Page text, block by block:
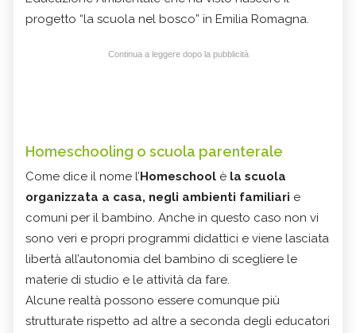
progetto “la scuola nel bosco” in Emilia Romagna.
Continua a leggere dopo la pubblicità
Homeschooling o scuola parenterale
Come dice il nome l’Homeschool è la scuola
organizzata a casa, negli ambienti familiari e
comuni per il bambino. Anche in questo caso non vi
sono veri e propri programmi didattici e viene lasciata
libertà all’autonomia del bambino di scegliere le
materie di studio e le attività da fare.
Alcune realtà possono essere comunque più
strutturate rispetto ad altre a seconda degli educatori